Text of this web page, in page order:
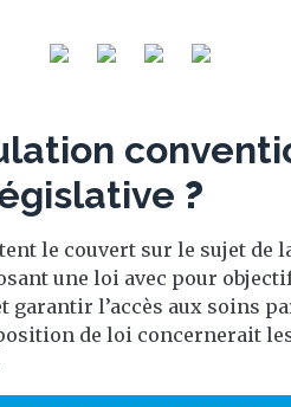
?
le couvert sur le sujet de
une loi avec pour
garantir l’accès aux soins
de loi concernerait